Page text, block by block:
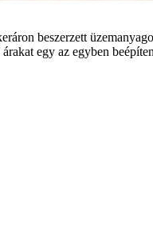
beszerzett
egy az egyben